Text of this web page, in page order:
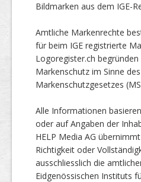
Bildmarken aus dem IGE-
Amtliche Markenrechte
für beim IGE registrierte
Logoregister.ch
Markenschutz im Sinne des
Markenschutzgesetzes
Alle Informationen
oder auf Angaben der
HELP Media AG
Richtigkeit oder
ausschliesslich die
Eidgenössischen Instituts